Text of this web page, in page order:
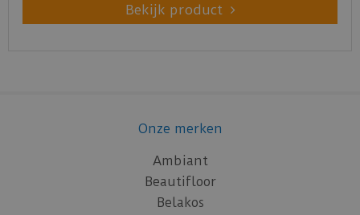
Bekijk product
Onze merken
Ambiant
Beautifloor
Belakos